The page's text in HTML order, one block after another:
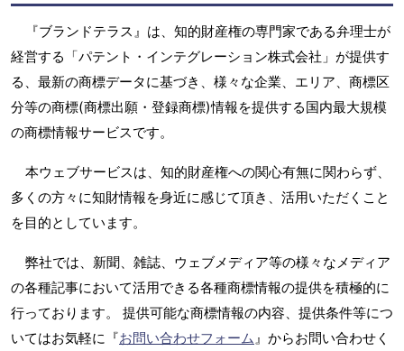
『ブランドテラス』は、知的財産権の専門家である弁理士が
経営する「パテント・インテグレーション株式会社」が提供す
る、最新の商標データに基づき、様々な企業、エリア、商標区
分等の商標(商標出願・登録商標)情報を提供する国内最大規模
の商標情報サービスです。
本ウェブサービスは、知的財産権への関心有無に関わらず、
多くの方々に知財情報を身近に感じて頂き、活用いただくこと
を目的としています。
弊社では、新聞、雑誌、ウェブメディア等の様々なメディア
の各種記事において活用できる各種商標情報の提供を積極的に
行っております。 提供可能な商標情報の内容、提供条件等につ
いてはお気軽に『お問い合わせフォーム』からお問い合わせく